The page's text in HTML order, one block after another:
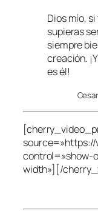
Dios mío,
supieras
siempre
creación.
es él!
source=»https://
control=»show-
width»][/